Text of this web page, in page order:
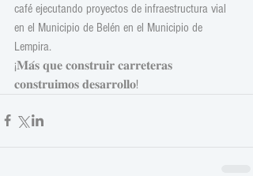
café ejecutando proyectos de infraestructura vial
en el Municipio de Belén en el Municipio de
Lempira.
¡𝐌𝐚́𝐬 𝐪𝐮𝐞 𝐜𝐨𝐧𝐬𝐭𝐫𝐮𝐢𝐫 𝐜𝐚𝐫𝐫𝐞𝐭𝐞𝐫𝐚𝐬
𝐜𝐨𝐧𝐬𝐭𝐫𝐮𝐢𝐦𝐨𝐬 𝐝𝐞𝐬𝐚𝐫𝐫𝐨𝐥𝐥𝐨!